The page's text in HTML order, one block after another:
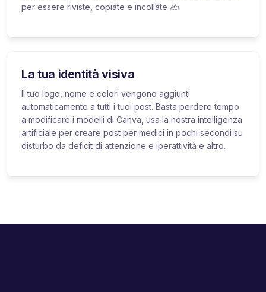
per essere riviste, copiate e incollate ✍️
La tua identità visiva
Il tuo logo, nome e colori vengono aggiunti
automaticamente a tutti i tuoi post. Basta perdere tempo
a modificare i modelli di Canva, usa la nostra intelligenza
artificiale per creare post per medici in pochi secondi su
disturbo da deficit di attenzione e iperattività e altro.